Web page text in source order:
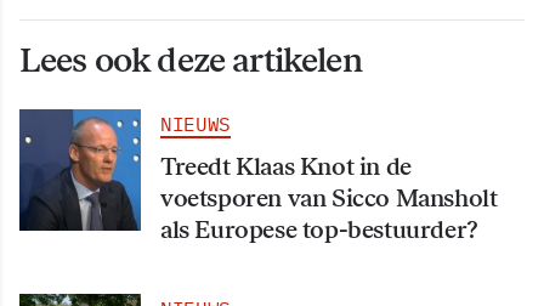
Lees ook deze artikelen
NIEUWS
Treedt Klaas Knot in de
voetsporen van Sicco Mansholt
als Europese top-bestuurder?